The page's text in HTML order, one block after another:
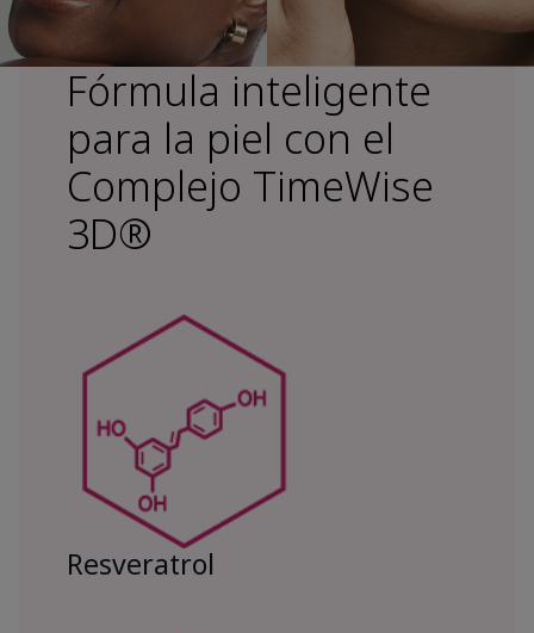
Fórmula inteligente
para la piel con el
Complejo TimeWise
3D®
Resveratrol